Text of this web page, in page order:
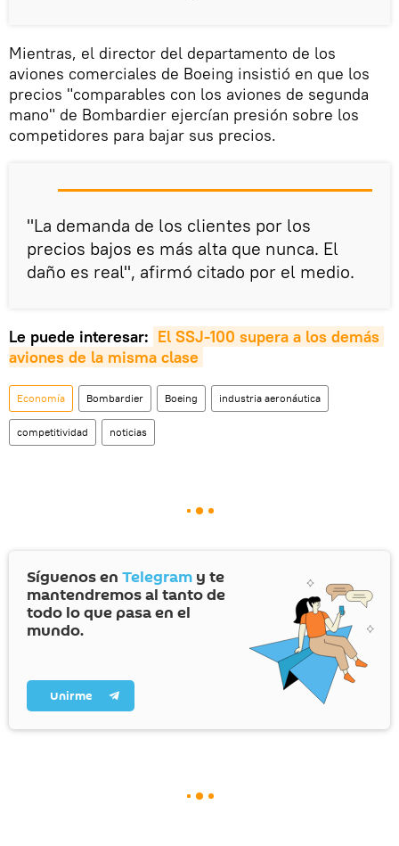
Mientras, el director del departamento de los
aviones comerciales de Boeing insistió en que los
precios "comparables con los aviones de segunda
mano" de Bombardier ejercían presión sobre los
competidores para bajar sus precios.
"La demanda de los clientes por los
precios bajos es más alta que nunca. El
daño es real", afirmó citado por el medio.
Le puede interesar: El SSJ-100 supera a los demás
aviones de la misma clase
Economía Bombardier Boeing industria aeronáutica
competitividad noticias
Síguenos en Telegram y te
mantendremos al tanto de
todo lo que pasa en el
mundo.
Unirme